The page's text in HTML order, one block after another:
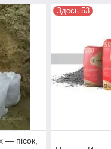
— пісок,
Здесь 53